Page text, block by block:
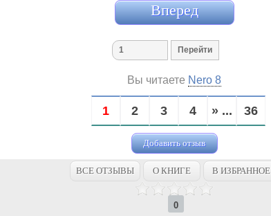
Вперед
Вы читаете Nero 8
1 2 3 4 » ... 36
Добавить отзыв
ВСЕ ОТЗЫВЫ О КНИГЕ В ИЗБРАННОЕ
0